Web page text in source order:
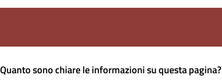
Quanto sono chiare le informazioni su questa pagina?